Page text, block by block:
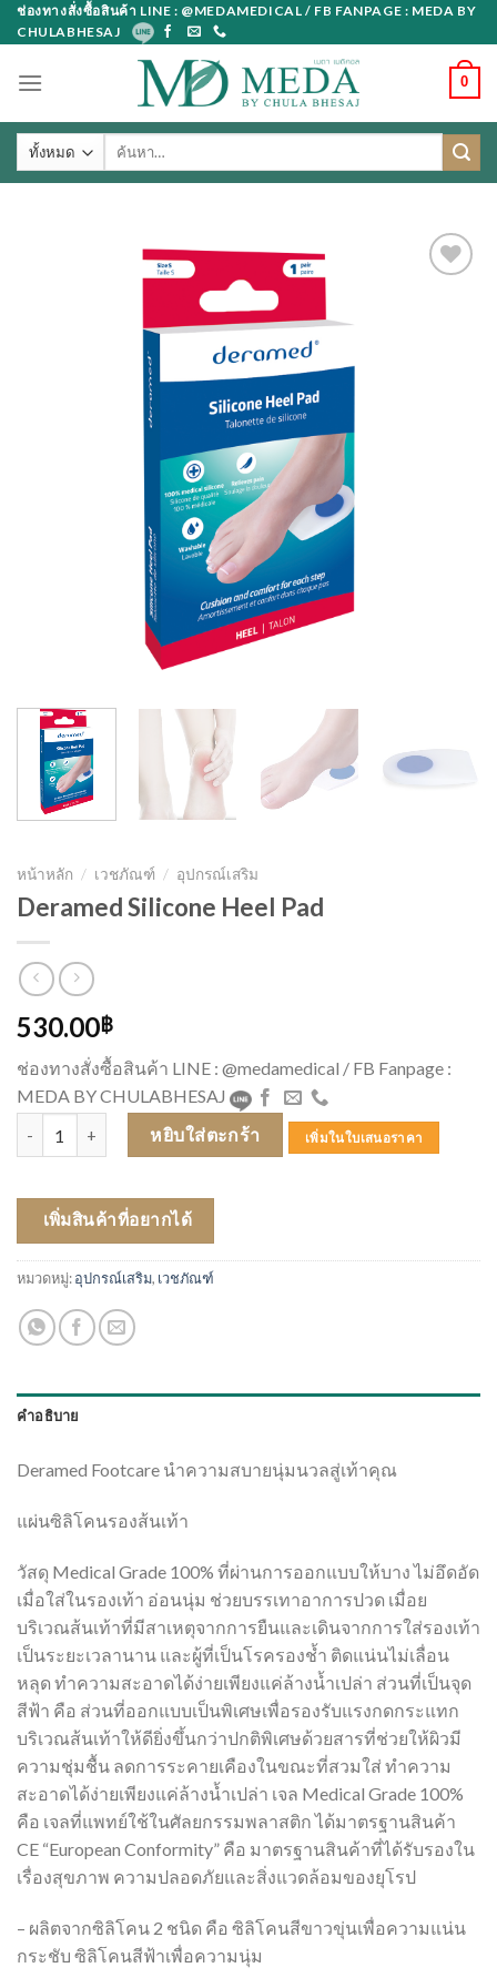
Skip
to
ช่องทางสั่งซื้อสินค้า LINE : @MEDAMEDICAL / FB FANPAGE : MEDA BY
CHULABHESAJ
0
ค้นหา:
หน้าหลัก / เวชภัณฑ์ / อุปกรณ์เสริม
Deramed Silicone Heel Pad
530.00฿
ช่องทางสั่งซื้อสินค้า LINE : @medamedical / FB Fanpage :
MEDA BY CHULABHESAJ
จำนวน Deramed Silicone Heel Pad ชิ้น
หยิบใส่ตะกร้า เพิ่มในใบเสนอราคา
เพิ่มสินค้าที่อยากได้
หมวดหมู่:อุปกรณ์เสริม, เวชภัณฑ์
คำอธิบาย
Deramed Footcare นำความสบายนุ่มนวลสู่เท้าคุณ
แผ่นซิลิโคนรองส้นเท้า
วัสดุ Medical Grade 100% ที่ผ่านการออกแบบให้บาง ไม่อึดอัด
เมื่อใส่ในรองเท้า อ่อนนุ่ม ช่วยบรรเทาอาการปวด เมื่อย
บริเวณส้นเท้าที่มีสาเหตุจากการยืนและเดินจากการใส่รองเท้า
เป็นระยะเวลานาน และผู้ที่เป็นโรครองช้ำ ติดแน่นไม่เลื่อน
หลุด ทำความสะอาดได้ง่ายเพียงแค่ล้างน้ำเปล่า ส่วนที่เป็นจุด
สีฟ้า คือ ส่วนที่ออกแบบเป็นพิเศษเพื่อรองรับแรงกดกระแทก
บริเวณส้นเท้าให้ดียิ่งขึ้นกว่าปกติพิเศษด้วยสารที่ช่วยให้ผิวมี
ความชุ่มชื้น ลดการระคายเคืองในขณะที่สวมใส่ ทำความ
สะอาดได้ง่ายเพียงแค่ล้างน้ำเปล่า เจล Medical Grade 100%
คือ เจลที่แพทย์ใช้ในศัลยกรรมพลาสติก ได้มาตรฐานสินค้า
CE “European Conformity” คือ มาตรฐานสินค้าที่ได้รับรองใน
เรื่องสุขภาพ ความปลอดภัยและสิ่งแวดล้อมของยุโรป
– ผลิตจากซิลิโคน 2 ชนิด คือ ซิลิโคนสีขาวขุ่นเพื่อความแน่น
กระชับ ซิลิโคนสีฟ้าเพื่อความนุ่ม